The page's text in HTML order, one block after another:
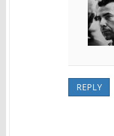
REPLY